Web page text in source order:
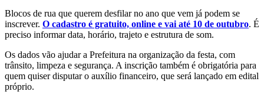
Blocos de rua que querem desfilar no ano que vem já podem se
inscrever. O cadastro é gratuito, online e vai até 10 de outubro. É
preciso informar data, horário, trajeto e estrutura de som.
Os dados vão ajudar a Prefeitura na organização da festa, com
trânsito, limpeza e segurança. A inscrição também é obrigatória para
quem quiser disputar o auxílio financeiro, que será lançado em edital
próprio.